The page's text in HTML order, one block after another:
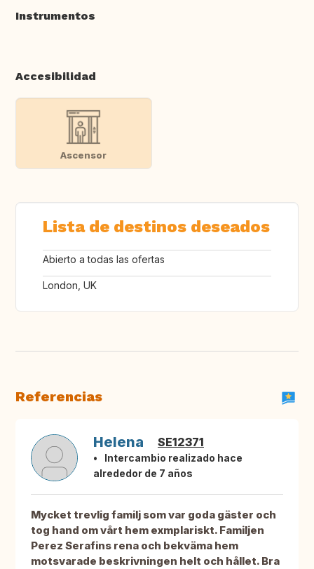
Instrumentos
Accesibilidad
Ascensor
Lista de destinos deseados
Abierto a todas las ofertas
London, UK
Referencias
Helena SE12371
Intercambio realizado hace
alrededor de 7 años
Mycket trevlig familj som var goda gäster och
tog hand om vårt hem exmplariskt. Familjen
Perez Serafins rena och bekväma hem
motsvarade beskrivningen helt och hållet. Bra